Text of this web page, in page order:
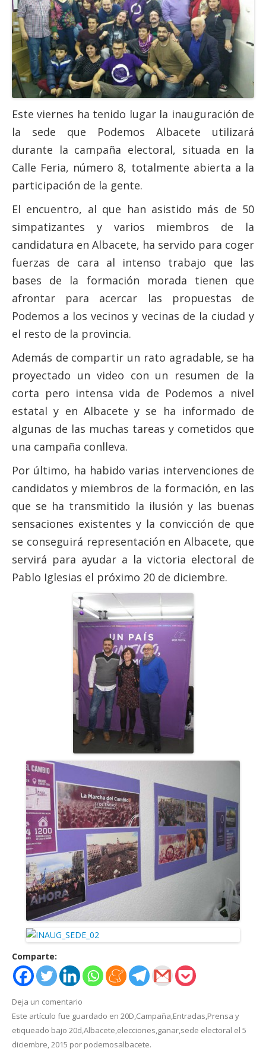
Actas Asamblea Ciudadana
Contacto
Financiación
Participa con Podemos en Albacete
Este viernes ha tenido lugar la inauguración de
la sede que Podemos Albacete utilizará
durante la campaña electoral, situada en la
Calle Feria, número 8, totalmente abierta a la
participación de la gente.
El encuentro, al que han asistido más de 50
simpatizantes y varios miembros de la
candidatura en Albacete, ha servido para coger
fuerzas de cara al intenso trabajo que las
bases de la formación morada tienen que
afrontar para acercar las propuestas de
Podemos a los vecinos y vecinas de la ciudad y
el resto de la provincia.
Además de compartir un rato agradable, se ha
proyectado un video con un resumen de la
corta pero intensa vida de Podemos a nivel
estatal y en Albacete y se ha informado de
algunas de las muchas tareas y cometidos que
una campaña conlleva.
Por último, ha habido varias intervenciones de
candidatos y miembros de la formación, en las
que se ha transmitido la ilusión y las buenas
sensaciones existentes y la convicción de que
se conseguirá representación en Albacete, que
servirá para ayudar a la victoria electoral de
Pablo Iglesias el próximo 20 de diciembre.
Comparte:
Deja un comentario
Este artículo fue guardado en 20D,Campaña,Entradas,Prensa y
etiqueado bajo 20d,Albacete,elecciones,ganar,sede electoral el 5
diciembre, 2015 por podemosalbacete.